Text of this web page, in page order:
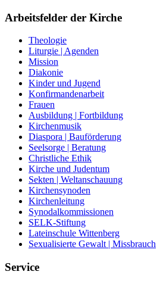
Arbeitsfelder der Kirche
Theologie
Liturgie | Agenden
Mission
Diakonie
Kinder und Jugend
Konfirmandenarbeit
Frauen
Ausbildung | Fortbildung
Kirchenmusik
Diaspora | Bauförderung
Seelsorge | Beratung
Christliche Ethik
Kirche und Judentum
Sekten | Weltanschauung
Kirchensynoden
Kirchenleitung
Synodalkommissionen
SELK-Stiftung
Lateinschule Wittenberg
Sexualisierte Gewalt | Missbrauch
Service